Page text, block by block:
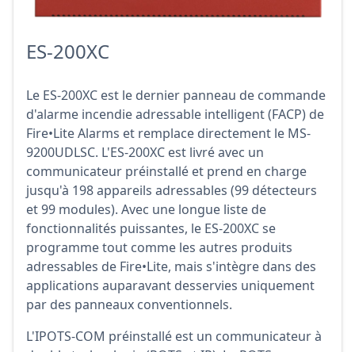
ES-200XC
Le ES-200XC est le dernier panneau de commande
d'alarme incendie adressable intelligent (FACP) de
Fire•Lite Alarms et remplace directement le MS-
9200UDLSC. L'ES-200XC est livré avec un
communicateur préinstallé et prend en charge
jusqu'à 198 appareils adressables (99 détecteurs
et 99 modules). Avec une longue liste de
fonctionnalités puissantes, le ES-200XC se
programme tout comme les autres produits
adressables de Fire•Lite, mais s'intègre dans des
applications auparavant desservies uniquement
par des panneaux conventionnels.
L'IPOTS-COM préinstallé est un communicateur à